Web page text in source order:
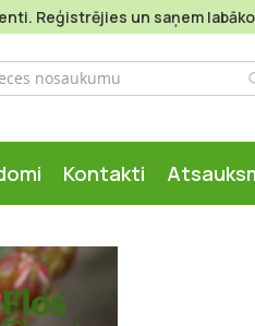
Reģistrējies un saņem
Kontakti